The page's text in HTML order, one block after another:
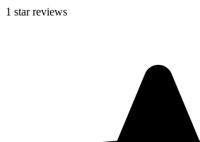
1 star reviews